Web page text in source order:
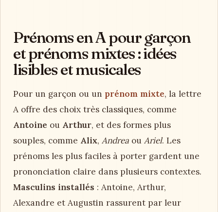
Prénoms en A pour garçon
et prénoms mixtes : idées
lisibles et musicales
Pour un garçon ou un prénom mixte, la lettre
A offre des choix très classiques, comme
Antoine ou Arthur, et des formes plus
souples, comme Alix, Andrea ou Ariel. Les
prénoms les plus faciles à porter gardent une
prononciation claire dans plusieurs contextes.
Masculins installés : Antoine, Arthur,
Alexandre et Augustin rassurent par leur